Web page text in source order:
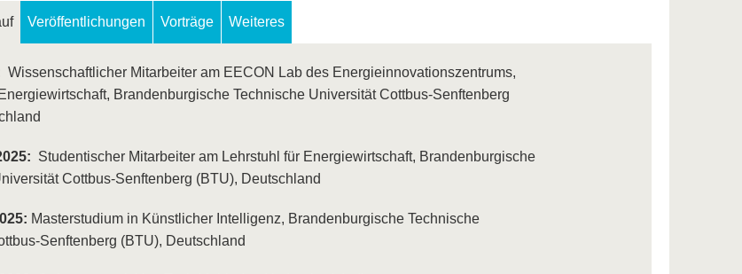
Veröffentlichungen Vorträge Weiteres
Wissenschaftlicher Mitarbeiter am EECON Lab des Energieinnovationszentrums,
Brandenburgische Technische Universität Cottbus-Senftenberg
Studentischer Mitarbeiter am Lehrstuhl für Energiewirtschaft, Brandenburgische
Cottbus-Senftenberg (BTU), Deutschland
Masterstudium in Künstlicher Intelligenz, Brandenburgische Technische
Senftenberg (BTU), Deutschland